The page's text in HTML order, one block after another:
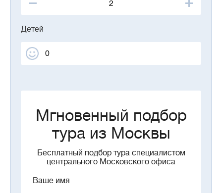
Детей
Мгновенный подбор
тура из Москвы
Бесплатный подбор тура специалистом
центрального Московского офиса
Ваше имя